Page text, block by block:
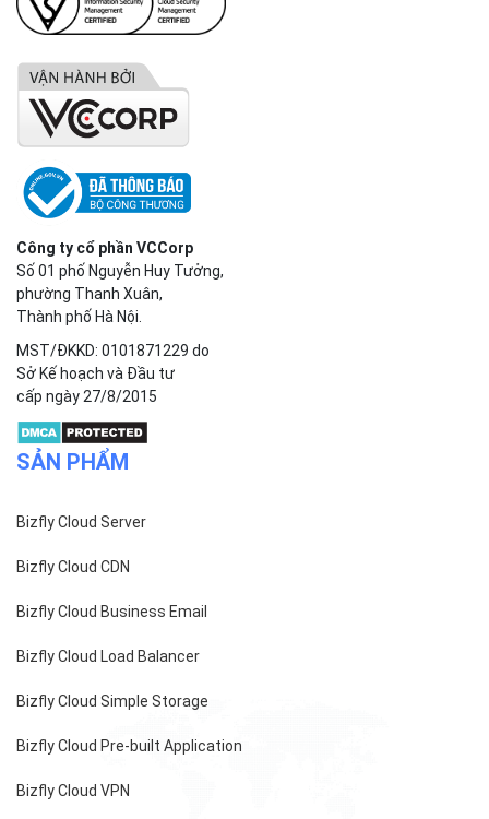
Bizfly Cloud Server
Bizfly Cloud CDN
Bizfly Cloud Business Email
Bizfly Cloud Load Balancer
Bizfly Cloud Simple Storage
Bizfly Cloud Pre-built Application
Bizfly Cloud VPN
Bizfly Cloud Container Registry
Xem Thêm
VỀ BIZFLY CLOUD
Giới thiệu
TECH BLOG